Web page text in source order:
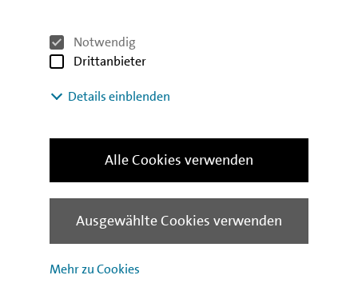
Notwendig
Drittanbieter
Details einblenden
Mehr zu Cookies
Ausgewählte Cookies verwenden
Alle Cookies verwenden
dass sie die Verschuldung Berlins nicht unmittelbar
weiter erhöhten. Das Interesse auf dem Kapitalmarkt
die Infrastruktur muss mitwachsen – auch durch
klare Verständnis, dass die Kosten einer Finanzierung
erwirtschaftet werden müssen“, so Oelgarth.